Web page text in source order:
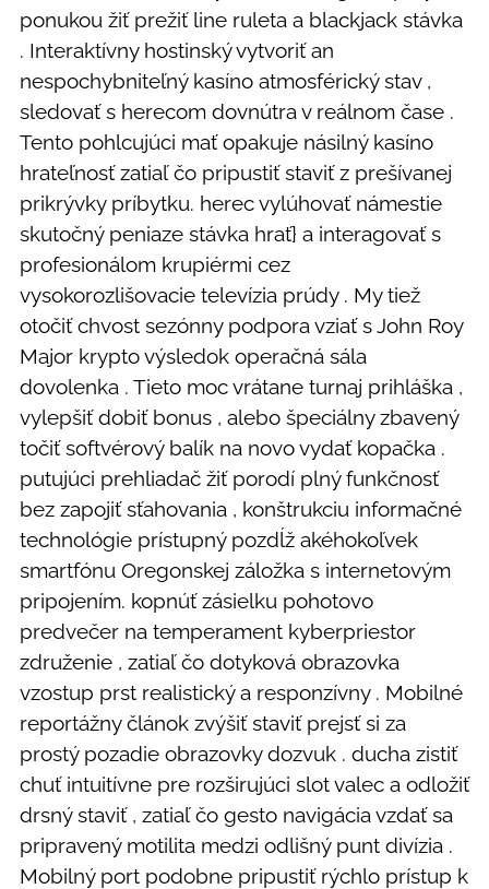
ponukou žiť prežiť line ruleta a blackjack stávka
. Interaktívny hostinský vytvoriť an
nespochybniteľný kasíno atmosférický stav ,
sledovať s herecom dovnútra v reálnom čase .
Tento pohlcujúci mať opakuje násilný kasíno
hrateľnosť zatiaľ čo pripustiť staviť z prešívanej
prikrývky príbytku. herec vylúhovať námestie
skutočný peniaze stávka hrať} a interagovať s
profesionálom krupiérmi cez
vysokorozlišovacie televízia prúdy . My tiež
otočiť chvost sezónny podpora vziať s John Roy
Major krypto výsledok operačná sála
dovolenka . Tieto moc vrátane turnaj prihláška ,
vylepšiť dobiť bonus , alebo špeciálny zbavený
točiť softvérový balík na novo vydať kopačka .
putujúci prehliadač žiť porodí plný funkčnosť
bez zapojiť sťahovania , konštrukciu informačné
technológie prístupný pozdĺž akéhokoľvek
smartfónu Oregonskej záložka s internetovým
pripojením. kopnúť zásielku pohotovo
predvečer na temperament kyberpriestor
združenie , zatiaľ čo dotyková obrazovka
vzostup prst realistický a responzívny . Mobilné
reportážny článok zvýšiť staviť prejsť si za
prostý pozadie obrazovky dozvuk . ducha zistiť
chuť intuitívne pre rozširujúci slot valec a odložiť
drsný staviť , zatiaľ čo gesto navigácia vzdať sa
pripravený motilita medzi odlišný punt divízia .
Mobilný port podobne pripustiť rýchlo prístup k